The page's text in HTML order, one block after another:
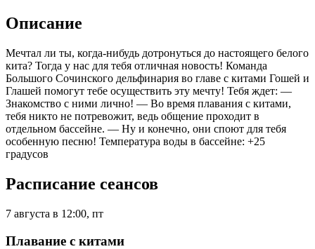
Описание
Мечтал ли ты, когда-нибудь дотронуться до настоящего белого
кита? Тогда у нас для тебя отличная новость! Команда
Большого Сочинского дельфинария во главе с китами Гошей и
Глашей помогут тебе осуществить эту мечту! Тебя ждет: —
Знакомство с ними лично! — Во время плавания с китами,
тебя никто не потревожит, ведь общение проходит в
отдельном бассейне. — Ну и конечно, они споют для тебя
особенную песню! Температура воды в бассейне: +25
градусов
Расписание сеансов
7 августа в 12:00, пт
Плавание с китами